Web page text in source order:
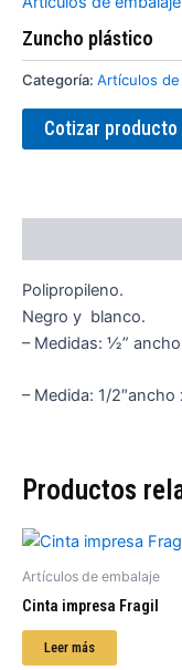
Zuncho plástico
Categoría: Artículos de
Cotizar producto
Polipropileno.
Negro y blanco.
– Medidas: ½”
– Medida: 1/2″ancho
Productos
Artículos de embalaje
Cinta impresa Fragil
Leer más